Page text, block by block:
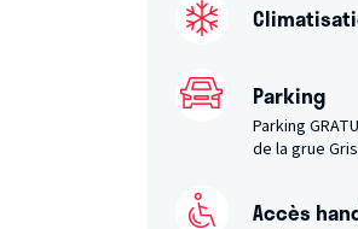
Parking
Parking
de la grue
Accès